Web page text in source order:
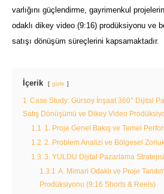
varlığını güçlendirme, gayrimenkul
odaklı dikey video (9:16) prodüksiyonu ve
satışı dönüşüm süreçlerini kapsamaktadır.
İçerik gizle
1
Case Study: Gürsoy İnşaat 360° Dijital
Satış Dönüşümü ve Dikey Video
1.1
1. Proje Genel Bakış ve Temel
1.2 2. Problem Analizi ve Bölgesel
1.3 3. YULDU Dijital Pazarlama
1.3.1
A. Mimari Odaklı ve Proje
Prodüksiyonu (9:16 Shorts & Reels)